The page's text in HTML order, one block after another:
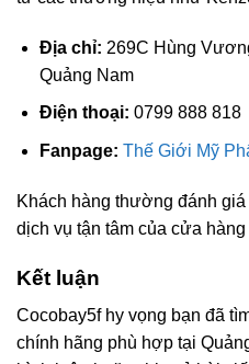
Địa chỉ: 269C Hùng
Quảng Nam
Điện thoại: 0799 888 818
Fanpage: Thế Giới Mỹ
Khách hàng thường đánh
dịch vụ tận tâm của cửa hàng
Kết luận
Cocobay5f hy vọng bạn đã
chính hãng phù hợp tại